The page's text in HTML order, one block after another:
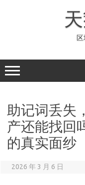
助记词丢失
产还能找回
的真实面纱
2026 年 3 月 6 日